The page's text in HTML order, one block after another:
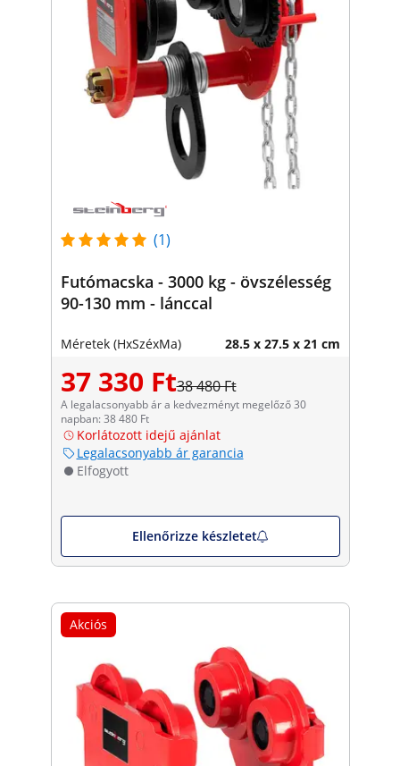
(1)
Futómacska - 3000 kg - övszélesség
90-130 mm - lánccal
Méretek (HxSzéxMa) 28.5 x 27.5 x 21 cm
37 330 Ft38 480 Ft
A legalacsonyabb ár a kedvezményt megelőző 30
napban: 38 480 Ft
Korlátozott idejű ajánlat
Legalacsonyabb ár garancia
Elfogyott
Ellenőrizze készletet
Akciós